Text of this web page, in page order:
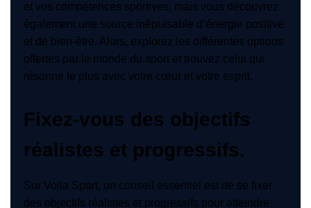
et vos compétences sportives, mais vous découvrez
également une source inépuisable d’énergie positive
et de bien-être. Alors, explorez les différentes options
offertes par le monde du sport et trouvez celui qui
résonne le plus avec votre cœur et votre esprit.
Fixez-vous des objectifs
réalistes et progressifs.
Sur Voila Sport, un conseil essentiel est de se fixer
des objectifs réalistes et progressifs pour atteindre